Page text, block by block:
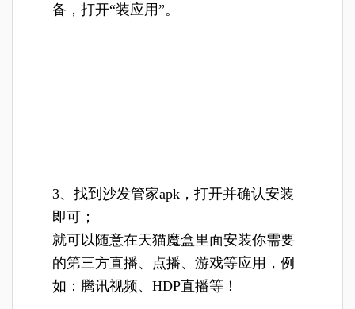
备，打开“装应用”。
3、 找到沙发管家apk，打开并确认安装
即可；
就可以随意在天猫魔盒里面安装你需要
的第三方直播、点播、游戏等应用，例
如：腾讯视频、HDP直播等！